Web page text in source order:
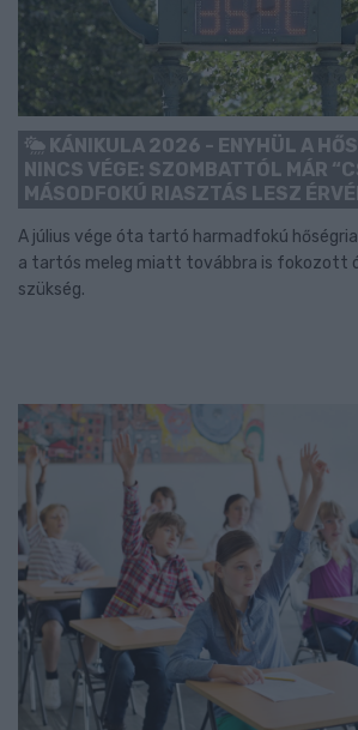
KÁNIKULA 2026 - ENYHÜL A
NINCS VÉGE: SZOMBATTÓL MÁR
MÁSODFOKÚ RIASZTÁS LESZ
A július vége óta tartó harmadfokú
a tartós meleg miatt továbbra is fokozott
szükség.